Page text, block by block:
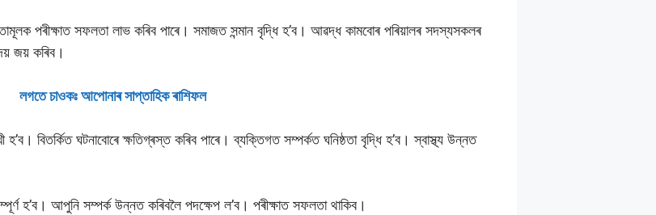
পৰীক্ষাত সফলতা লাভ কৰিব পাৰে। সমাজত সন্মান বৃদ্ধি হ’ব। আৱদ্ধ কামবোৰ পৰিয়ালৰ সদস্যসকলৰ
জয় কৰিব।
লগতে চাওকঃ আপােনাৰ সাপ্তাহিক ৰাশিফল
বিতৰ্কিত ঘটনাবোৰে ক্ষতিগ্ৰস্ত কৰিব পাৰে। ব্যক্তিগত সম্পৰ্কত ঘনিষ্ঠতা বৃদ্ধি হ’ব। স্বাস্থ্য উন্নত
হ’ব। আপুনি সম্পৰ্ক উন্নত কৰিবলৈ পদক্ষেপ ল’ব। পৰীক্ষাত সফলতা থাকিব।